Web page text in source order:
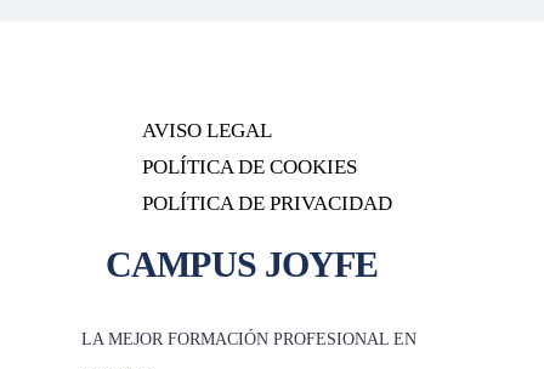
AVISO LEGAL
POLÍTICA DE COOKIES
POLÍTICA DE PRIVACIDAD
CAMPUS JOYFE
LA MEJOR FORMACIÓN PROFESIONAL EN